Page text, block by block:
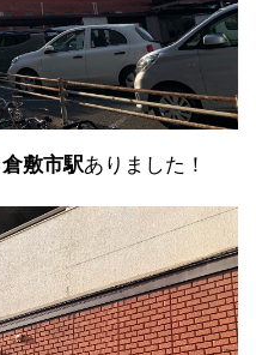
倉敷市駅ありました！